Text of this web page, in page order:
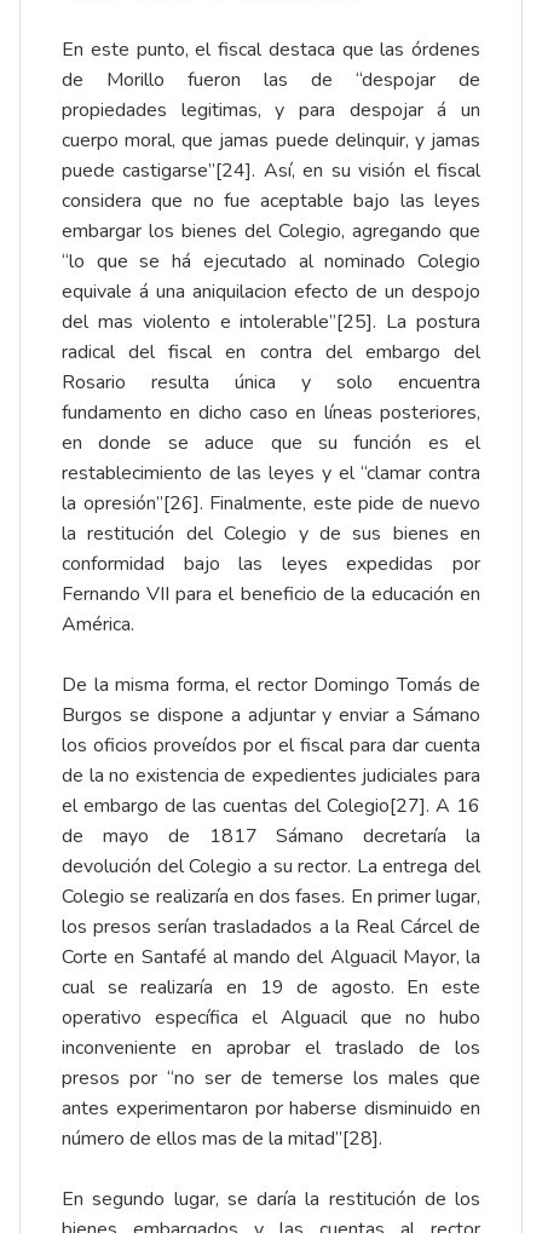
En este punto, el fiscal destaca que las órdenes
de Morillo fueron las de “despojar de
propiedades legitimas, y para despojar á un
cuerpo moral, que jamas puede delinquir, y jamas
puede castigarse”[24]. Así, en su visión el fiscal
considera que no fue aceptable bajo las leyes
embargar los bienes del Colegio, agregando que
“lo que se há ejecutado al nominado Colegio
equivale á una aniquilacion efecto de un despojo
del mas violento e intolerable”[25]. La postura
radical del fiscal en contra del embargo del
Rosario resulta única y solo encuentra
fundamento en dicho caso en líneas posteriores,
en donde se aduce que su función es el
restablecimiento de las leyes y el “clamar contra
la opresión”[26]. Finalmente, este pide de nuevo
la restitución del Colegio y de sus bienes en
conformidad bajo las leyes expedidas por
Fernando VII para el beneficio de la educación en
América.
De la misma forma, el rector Domingo Tomás de
Burgos se dispone a adjuntar y enviar a Sámano
los oficios proveídos por el fiscal para dar cuenta
de la no existencia de expedientes judiciales para
el embargo de las cuentas del Colegio[27]. A 16
de mayo de 1817 Sámano decretaría la
devolución del Colegio a su rector. La entrega del
Colegio se realizaría en dos fases. En primer lugar,
los presos serían trasladados a la Real Cárcel de
Corte en Santafé al mando del Alguacil Mayor, la
cual se realizaría en 19 de agosto. En este
operativo específica el Alguacil que no hubo
inconveniente en aprobar el traslado de los
presos por “no ser de temerse los males que
antes experimentaron por haberse disminuido en
número de ellos mas de la mitad”[28].
En segundo lugar, se daría la restitución de los